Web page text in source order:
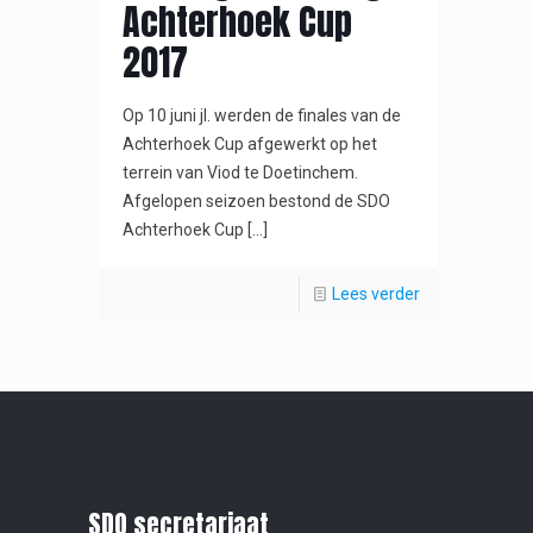
Achterhoek Cup
2017
Op 10 juni jl. werden de finales van de
Achterhoek Cup afgewerkt op het
terrein van Viod te Doetinchem.
Afgelopen seizoen bestond de SDO
Achterhoek Cup […]
Lees verder
SDO secretariaat